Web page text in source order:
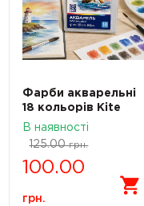
Фарби акварельні
18 кольорів Kite
Classic K-066
В наявності
125.00 грн.
100.00
грн.